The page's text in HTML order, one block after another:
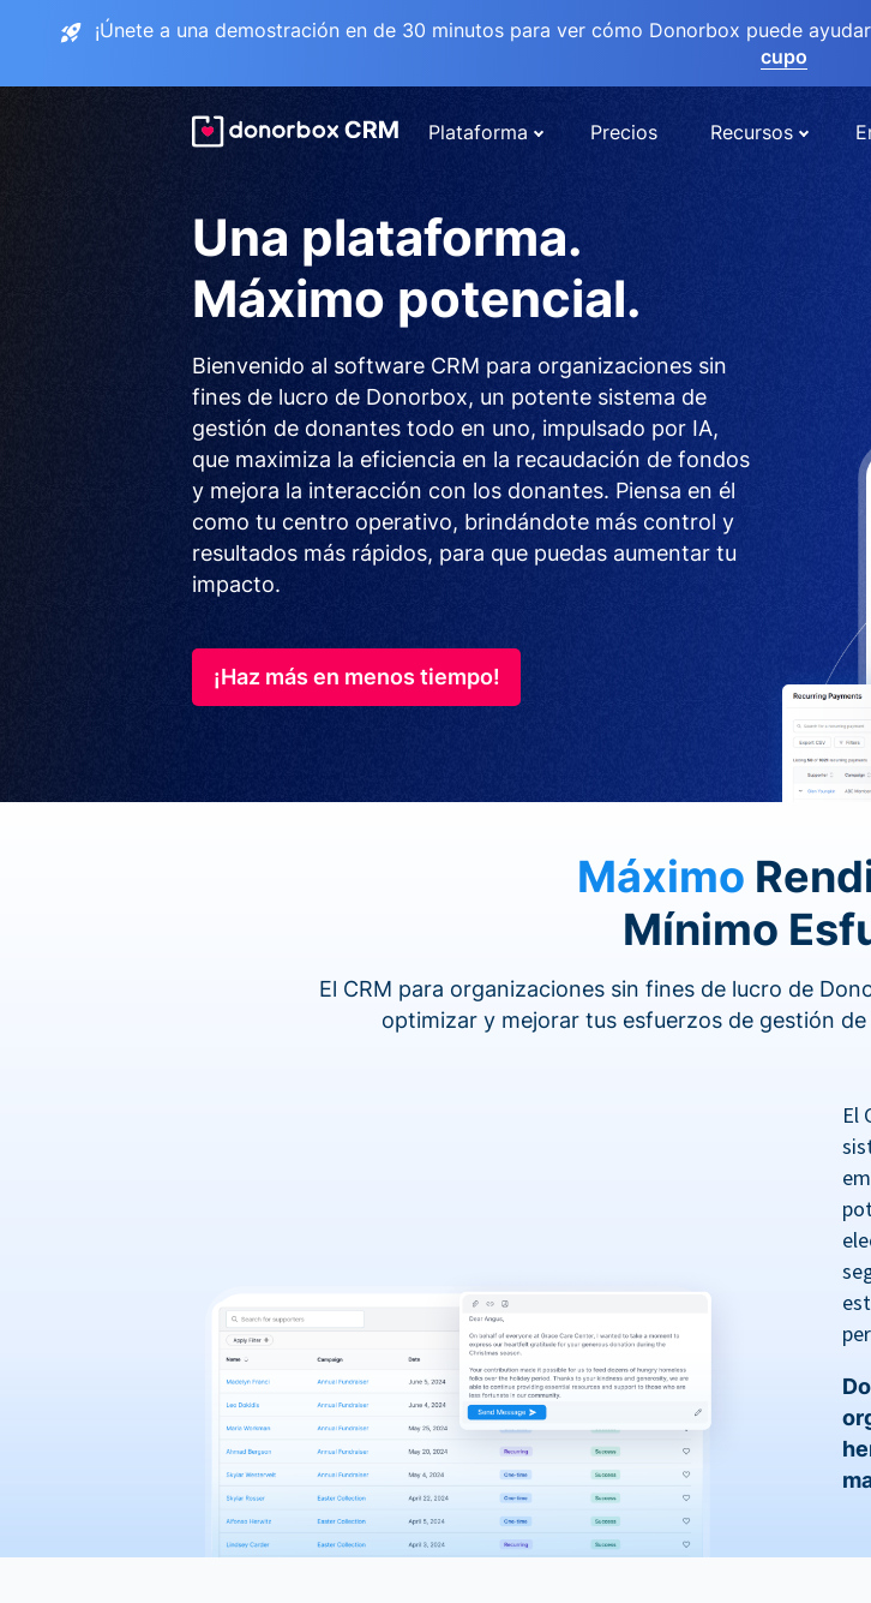
¡Únete a una demostración en de 30 minutos para ver cómo Donorbox puede
cupo
Plataforma Precios Recursos
Una plataforma.
Máximo potencial.
Bienvenido al software CRM para organizaciones sin
fines de lucro de Donorbox, un potente sistema de
gestión de donantes todo en uno, impulsado por IA,
que maximiza la eficiencia en la recaudación de fondos
y mejora la interacción con los donantes. Piensa en él
como tu centro operativo, brindándote más control y
resultados más rápidos, para que puedas aumentar tu
impacto.
¡Haz más en menos tiempo!
Máximo
Mínimo
El CRM para organizaciones sin fines de lucro de
optimizar y mejorar tus esfuerzos de gestión
El